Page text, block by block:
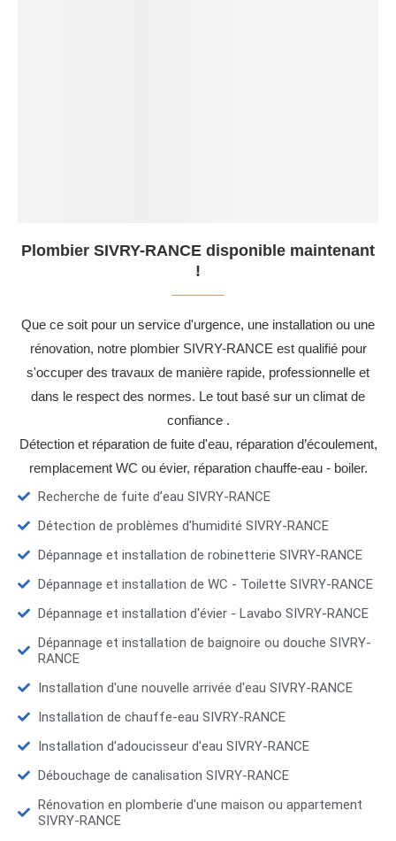
Plombier SIVRY-RANCE disponible maintenant
!
Que ce soit pour un service d'urgence, une installation ou une
rénovation, notre plombier SIVRY-RANCE est qualifié pour
s'occuper des travaux de manière rapide, professionnelle et
dans le respect des normes. Le tout basé sur un climat de
confiance .
Détection et réparation de fuite d'eau, réparation d’écoulement,
remplacement WC ou évier, réparation chauffe-eau - boiler.
Recherche de fuite d’eau SIVRY-RANCE
Détection de problèmes d'humidité SIVRY-RANCE
Dépannage et installation de robinetterie SIVRY-RANCE
Dépannage et installation de WC - Toilette SIVRY-RANCE
Dépannage et installation d'évier - Lavabo SIVRY-RANCE
Dépannage et installation de baignoire ou douche SIVRY-
RANCE
Installation d'une nouvelle arrivée d'eau SIVRY-RANCE
Installation de chauffe-eau SIVRY-RANCE
Installation d’adoucisseur d'eau SIVRY-RANCE
Débouchage de canalisation SIVRY-RANCE
Rénovation en plomberie d'une maison ou appartement
SIVRY-RANCE